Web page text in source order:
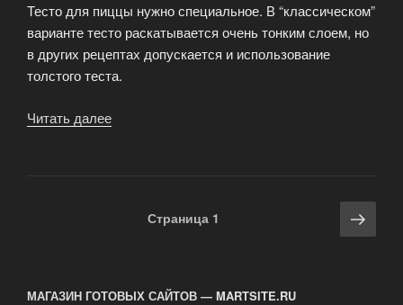
Тесто для пиццы нужно специальное. В “классическом”
варианте тесто раскатывается очень тонким слоем, но
в других рецептах допускается и использование
толстого теста.
Читать далее
Страница 1
МАГАЗИН ГОТОВЫХ САЙТОВ — MARTSITE.RU